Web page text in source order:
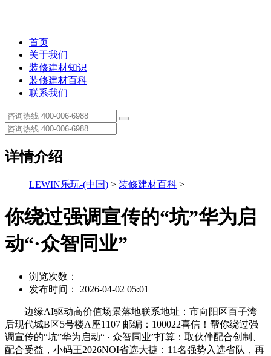
首页
关于我们
装修建材知识
装修建材百科
联系我们
详情介绍
LEWIN乐玩-(中国) > 装修建材百科 >
你绕过强调宣传的“坑”华为启
动“·众智同业”
浏览次数：
发布时间： 2026-04-02 05:01
边缘AI驱动高价值场景落地联系地址：市向阳区百子湾
后现代城B区5号楼A座1107 邮编：100022喜信！帮你绕过强
调宣传的“坑”华为启动“ · 众智同业”打算：取伙伴配合创制、
配合受益，小码王2026NOI省选大捷：11名强势入选省队，再